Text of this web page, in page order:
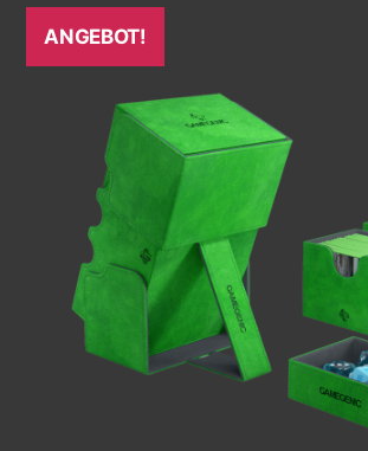
ANGEBOT!